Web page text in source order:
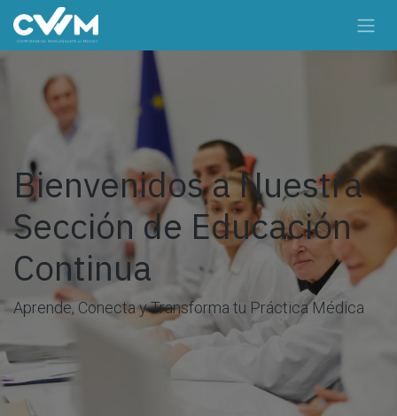
Ir al contenido
Bienvenidos a Nuestra
Sección de Educación
Continua
Aprende, Conecta y Transforma tu Práctica Médica